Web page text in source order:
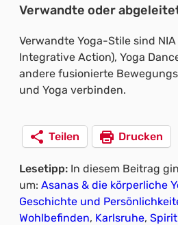
Verwandte oder
Verwandte Yoga-Stile sind
Integrative Action), Yoga
andere fusionierte
und Yoga verbinden.
Teilen Drucken
Lesetipp: In diesem Beitrag
um: Asanas & die körperliche
Geschichte und
Wohlbefinden, Karlsruhe,